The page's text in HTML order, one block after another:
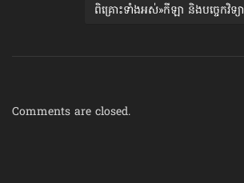
ពិគ្រោះទាំងអស់»កីឡា និងបច្ចេកវិទ្យា
Comments are closed.